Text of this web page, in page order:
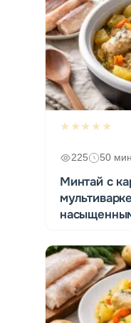
★★★★★
225 50 мин
Минтай с